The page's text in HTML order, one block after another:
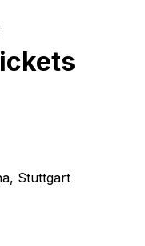
, Stuttgart